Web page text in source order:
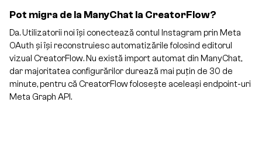
Pot migra de la ManyChat la CreatorFlow?
Da. Utilizatorii noi își conectează contul Instagram prin Meta
OAuth și își reconstruiesc automatizările folosind editorul
vizual CreatorFlow. Nu există import automat din ManyChat,
dar majoritatea configurărilor durează mai puțin de 30 de
minute, pentru că CreatorFlow folosește aceleași endpoint-uri
Meta Graph API.